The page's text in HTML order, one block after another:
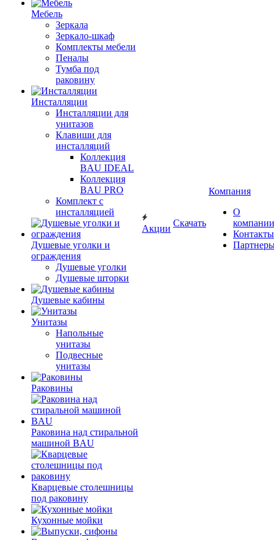
Мебель
Зеркала
Зеркало-шкаф
Комплекты мебели
Пеналы
Тумба под
раковину
Инсталляции
Инсталляции для
унитазов
Клавиши для
инсталляций
Коллекция
BAU IDEAL
Коллекция
BAU PRO
Комплект с
инсталляцией
Душевые уголки и
ограждения
Душевые уголки
Душевые шторки
Душевые кабины
Унитазы
Напольные
унитазы
Подвесные
унитазы
Раковины
Раковина над стиральной
машиной BAU
Кварцевые столешницы
под раковину
Кухонные мойки
Акции
Скачать
Компания
О
компании
Контакты